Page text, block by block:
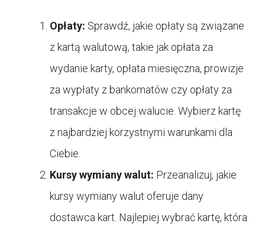
Opłaty: Sprawdź, jakie opłaty są związane
z kartą walutową, takie jak opłata za
wydanie karty, opłata miesięczna, prowizje
za wypłaty z bankomatów czy opłaty za
transakcje w obcej walucie. Wybierz kartę
z najbardziej korzystnymi warunkami dla
Ciebie.
Kursy wymiany walut: Przeanalizuj, jakie
kursy wymiany walut oferuje dany
dostawca kart. Najlepiej wybrać kartę, która